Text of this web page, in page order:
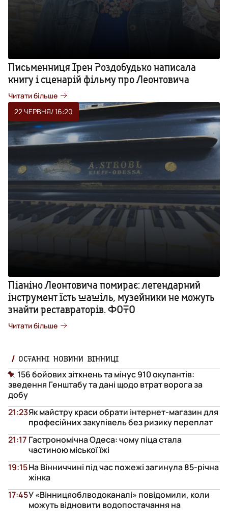
Письменниця Ірен Роздобудько написала
книгу і сценарій фільму про Леонтовича
Читати більше
22 ЧЕРВНЯ/ 16:20
Піаніно Леонтовича помирає: легендарний
інструмент їсть шашіль, музейники не можуть
знайти реставраторів. ФОТО
Читати більше
ОСТАННІ НОВИНИ ВІННИЦІ
156 бойових зіткнень та мінус 910 окупантів:
зведення Генштабу та дані щодо втрат ворога за
добу
Як майстру краси обрати інтернет-магазин для
професійних закупівель без ризику переплат
21:23
Гастрономічна Одеса: чому піца стала
частиною міської їжі
21:17
На Вінниччині під час пожежі загинула 85-річна
жінка
19:15
У «Вінницяоблводоканалі» повідомили, коли
можуть відновити водопостачання на
17:45